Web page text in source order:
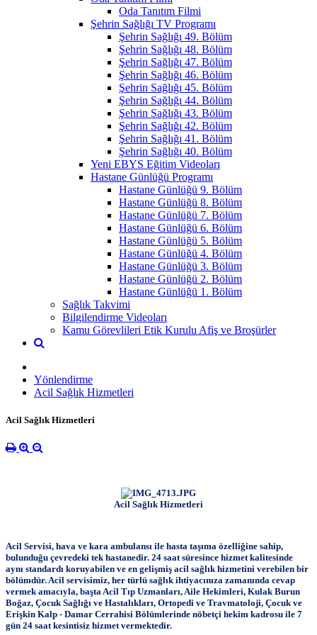
Oda Tanıtım Filmi
Şehrin Sağlığı TV Programı
Şehrin Sağlığı 49. Bölüm
Şehrin Sağlığı 48. Bölüm
Şehrin Sağlığı 47. Bölüm
Şehrin Sağlığı 46. Bölüm
Şehrin Sağlığı 45. Bölüm
Şehrin Sağlığı 44. Bölüm
Şehrin Sağlığı 43. Bölüm
Şehrin Sağlığı 42. Bölüm
Şehrin Sağlığı 41. Bölüm
Şehrin Sağlığı 40. Bölüm
Yeni EBYS Eğitim Videoları
Hastane Günlüğü Programı
Hastane Günlüğü 9. Bölüm
Hastane Günlüğü 8. Bölüm
Hastane Günlüğü 7. Bölüm
Hastane Günlüğü 6. Bölüm
Hastane Günlüğü 5. Bölüm
Hastane Günlüğü 4. Bölüm
Hastane Günlüğü 3. Bölüm
Hastane Günlüğü 2. Bölüm
Hastane Günlüğü 1. Bölüm
Sağlık Takvimi
Bilgilendirme Videoları
Kamu Görevlileri Etik Kurulu Afiş ve Broşürler
Yönlendirme
Acil Sağlık Hizmetleri
Acil Sağlık Hizmetleri
Acil Sağlık Hizmetleri
Acil Servisi, hava ve kara ambulansı ile hasta taşıma özelliğine sahip,
bulunduğu çevredeki tek hastanedir. 24 saat süresince hizmet kalitesinde
aynı standardı koruyabilen ve en gelişmiş acil sağlık hizmetini verebilen bir
bölümdür. Acil servisimiz, her türlü sağlık ihtiyacınıza zamanında cevap
vermek amacıyla, başta Acil Tıp Uzmanları, Aile Hekimleri, Kulak Burun
Boğaz, Çocuk Sağlığı ve Hastalıkları, Ortopedi ve Travmatoloji, Çocuk ve
Erişkin Kalp - Damar Cerrahisi Bölümlerinde nöbetçi hekim kadrosu ile 7
gün 24 saat kesintisiz hizmet vermektedir.